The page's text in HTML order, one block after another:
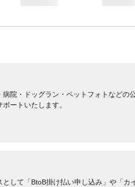
院・ドッグラン・ペットフォトなど
ートいたします。
して「BtoB掛け払い申し込み」や「